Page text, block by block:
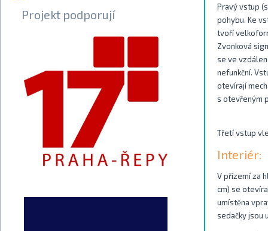
Projekt podporují
Pravý vstup
pohybu. Ke
tvoří
Zvonková
se ve
nefunkční.
otevírají
s otevřeným
Třetí vstup
Interiér:
V přízemí za
cm) se
umístěna
sedačky jsou